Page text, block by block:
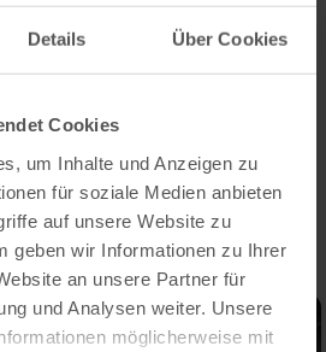
Details Über Cookies
Cookies
um Inhalte und Anzeigen zu
für soziale Medien anbieten
auf unsere Website zu
geben wir Informationen zu Ihrer
an unsere Partner für
und Analysen weiter. Unsere
möglicherweise mit